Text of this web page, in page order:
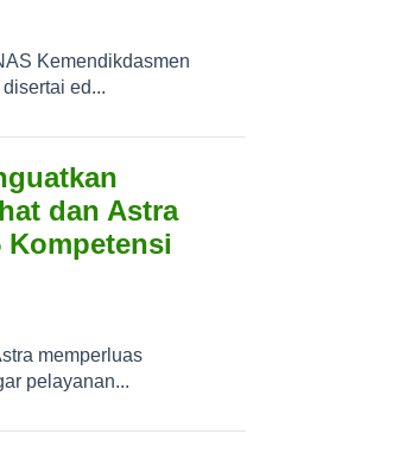
Kemendikdasmen
ed...
dan Astra
Kompetensi
memperluas
pelayanan...